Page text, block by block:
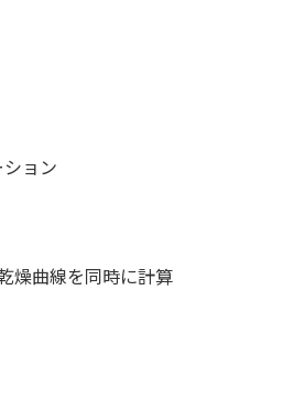
ョン
燥曲線を同時に計算